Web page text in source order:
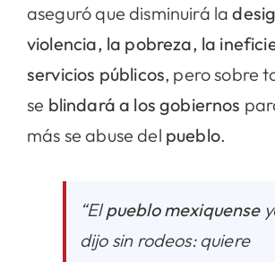
aseguró que disminuirá la
violencia, la pobreza, la
servicios públicos, pero sobre
se blindará a los gobiernos
más se abuse del pueblo.
“Elpueblo mexiquense
dijo sin rodeos: quiere